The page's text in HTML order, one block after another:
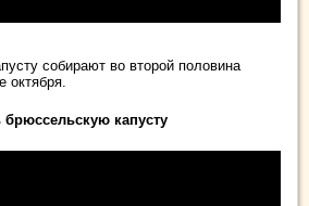
собирают во второй половина
октября.
брюссельскую капусту